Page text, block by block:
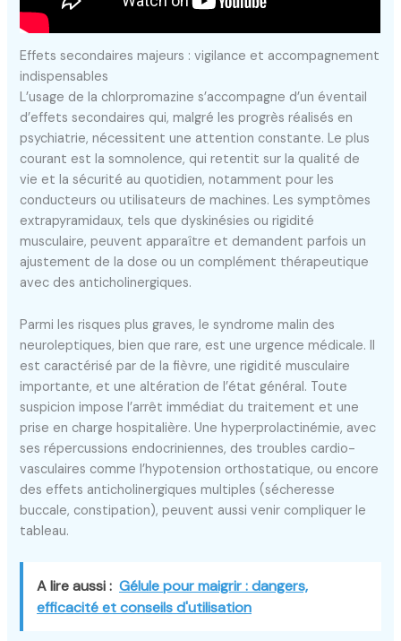
Effets secondaires majeurs : vigilance et accompagnement
indispensables
L’usage de la chlorpromazine s’accompagne d’un éventail
d’effets secondaires qui, malgré les progrès réalisés en
psychiatrie, nécessitent une attention constante. Le plus
courant est la somnolence, qui retentit sur la qualité de
vie et la sécurité au quotidien, notamment pour les
conducteurs ou utilisateurs de machines. Les symptômes
extrapyramidaux, tels que dyskinésies ou rigidité
musculaire, peuvent apparaître et demandent parfois un
ajustement de la dose ou un complément thérapeutique
avec des anticholinergiques.
Parmi les risques plus graves, le syndrome malin des
neuroleptiques, bien que rare, est une urgence médicale. Il
est caractérisé par de la fièvre, une rigidité musculaire
importante, et une altération de l’état général. Toute
suspicion impose l’arrêt immédiat du traitement et une
prise en charge hospitalière. Une hyperprolactinémie, avec
ses répercussions endocriniennes, des troubles cardio-
vasculaires comme l’hypotension orthostatique, ou encore
des effets anticholinergiques multiples (sécheresse
buccale, constipation), peuvent aussi venir compliquer le
tableau.
A lire aussi : Gélule pour maigrir : dangers,
efficacité et conseils d'utilisation